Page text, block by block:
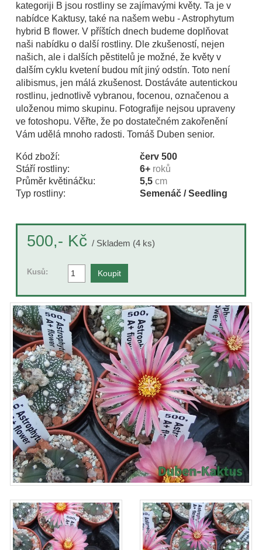
kategoriji B jsou rostliny se zajímavými květy. Ta je v
nabídce Kaktusy, také na našem webu - Astrophytum
hybrid B flower. V příštích dnech budeme doplňovat
naši nabídku o další rostliny. Dle zkušeností, nejen
našich, ale i dalších pěstitelů je možné, že květy v
dalším cyklu kvetení budou mít jiný odstín. Toto není
alibismus, jen málá zkušenost. Dostáváte autentickou
rostlinu, jednotlivě vybranou, focenou, označenou a
uloženou mimo skupinu. Fotografije nejsou upraveny
ve fotoshopu. Věřte, že po dostatečném zakořenění
Vám udělá mnoho radosti. Tomáš Duben senior.
Kód zboží:
červ 500
Stáří rostliny:
6+ roků
Průměr květináčku:
5,5 cm
Typ rostliny:
Semenáč / Seedling
500,- Kč / Skladem (4 ks)
Kusů: